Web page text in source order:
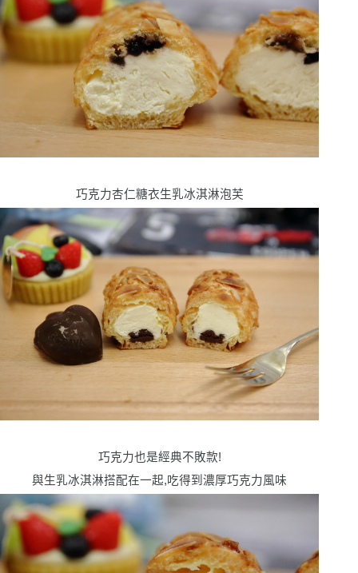
巧克力杏仁糖衣生乳冰淇淋泡芙
巧克力也是經典不敗款!
與生乳冰淇淋搭配在一起,吃得到濃厚巧克力風味